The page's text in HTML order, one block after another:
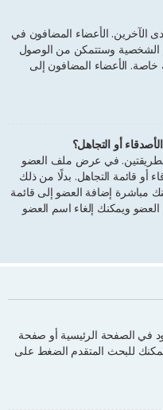
الآخرين. الأعضاء المضافون في
الشخصية وستتمكن من الوصول
خاصة. الأعضاء المضافون إلى
أو التجاهل؟
بطريقتين. في عرض ملف العضو
أو قائمة التجاهل. بدلًا من ذلك
مباشرة إضافة العضو إلى قائمة
ويمكنك إلغاء اسم العضو
في الصفحة الرئيسية أو صفحة
للبحث المتقدم الضغط على